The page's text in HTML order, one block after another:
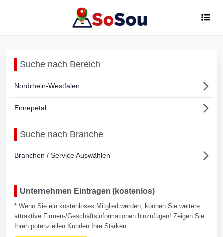
Suche nach Bereich
Nordrhein-Westfalen
Ennepetal
Suche nach Branche
Branchen / Service Auswählen
Unternehmen Eintragen (kostenlos)
* Wenn Sie ein kostenloses Mitglied werden, können Sie weitere
attraktive Firmen-/Geschäftsinformationen hinzufügen! Zeigen Sie
Ihren potenziellen Kunden Ihre Stärken.